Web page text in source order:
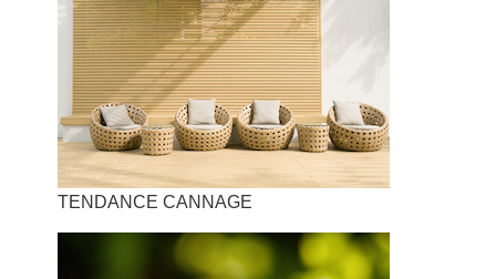
TENDANCE CANNAGE